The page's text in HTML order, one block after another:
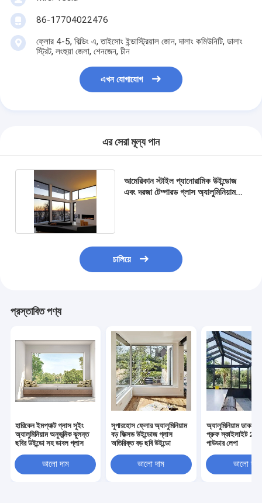
86-17704022476
ফ্লোর 4-5, বিল্ডিং এ, তাইসোং ইন্ডাস্ট্রিয়াল জোন, দালাং কমিউনিটি, ডালাং
স্ট্রিট, লংহুয়া জেলা, শেনজেন, চীন
এখন যোগাযোগ
এর সেরা মূল্য পান
আমেরিকান স্টাইল প্যানোরামিক উইন্ডোজ
এবং দরজা টেম্পারড গ্লাস অ্যালুমিনিয়াম
চালিয়ে
প্রস্তাবিত পণ্য
হারিকেন ইমপ্যাক্ট গ্লাস সুইং
অ্যালুমিনিয়াম অনুভূমিক ঝুলন্ত
ছবির উইন্ডো সহ ডাবল গ্লাস
ভালো দাম
সুপারহোস ফ্লোর অ্যালুমিনিয়াম
বড় ফিক্সড উইন্ডোজ গ্লাস
অতিরিক্ত বড় ছবি উইন্ডো
ভালো দাম
অ্যালুমিনিয়াম ডাবল
প্রুফ স্কাইলাইট 2.0
পাউডার লেপা
ভালো দাম